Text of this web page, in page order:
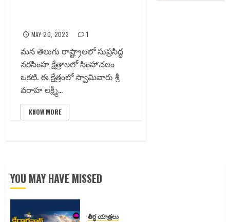
MAY 20, 2023 1
మన తెలుగు రాష్ట్రాలలో సుప్రసిద్ధ
నరసింహ క్షేత్రాలలో సింహాచలం
ఒకటి. ఈ క్షేత్రంలో స్వామివారు శ్రీ
వరాహ లక్ష్మీ...
KNOW MORE
YOU MAY HAVE MISSED
తీర్ధ యాత్రలు